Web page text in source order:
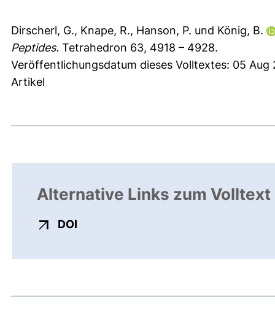
Dirscherl, G., Knape, R., Hanson, P. und König, B.
Peptides. Tetrahedron 63, 4918 – 4928.
Veröffentlichungsdatum dieses Volltextes: 05 Aug
Artikel
Alternative Links zum Volltext
DOI